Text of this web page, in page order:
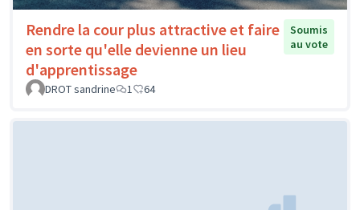
Rendre la cour plus attractive et faire
en sorte qu'elle devienne un lieu
d'apprentissage
Soumis
au vote
DROT sandrine 1 64